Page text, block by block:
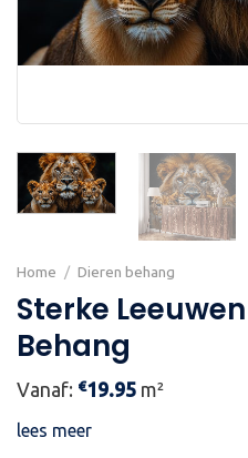
Home / Dieren behang
Sterke
Behang
Vanaf: €19.95 m²
lees meer